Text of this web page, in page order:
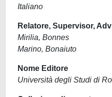
Italiano
Relatore, Supervisor,
Mirilia, Bonnes
Marino, Bonaiuto
Nome Editore
Università degli Studi di